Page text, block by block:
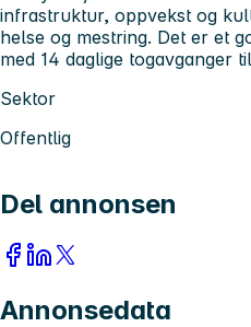
infrastruktur, oppvekst og
helse og mestring. Det er et
med 14 daglige togavganger
Sektor
Offentlig
Del annonsen
Annonsedata